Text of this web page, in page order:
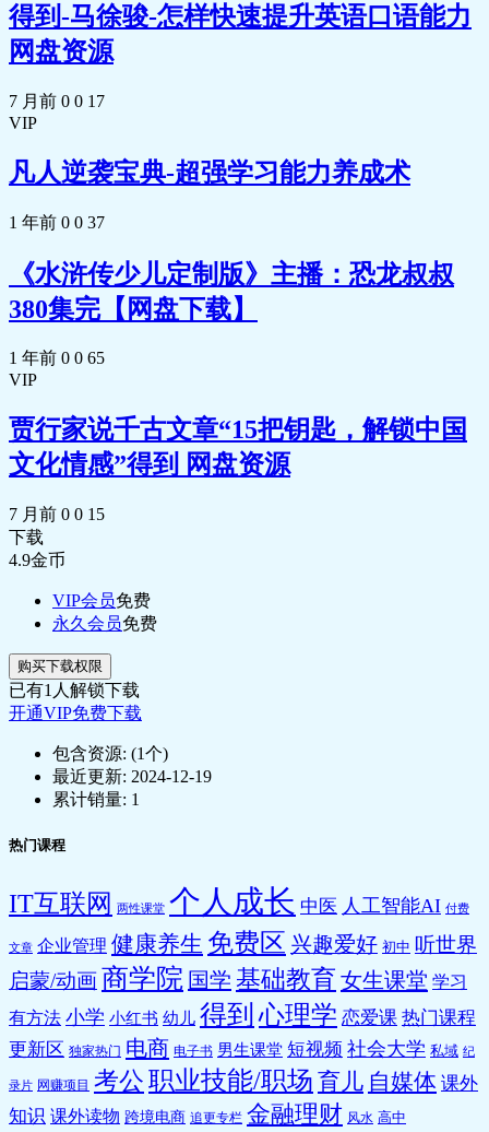
得到-马徐骏-怎样快速提升英语口语能力
网盘资源
7 月前 0 0 17
VIP
凡人逆袭宝典-超强学习能力养成术
1 年前 0 0 37
《水浒传少儿定制版》主播：恐龙叔叔
380集完【网盘下载】
1 年前 0 0 65
VIP
贾行家说千古文章“15把钥匙，解锁中国
文化情感”得到 网盘资源
7 月前 0 0 15
下载
4.9金币
VIP会员免费
永久会员免费
购买下载权限
已有1 人解锁下载
开通VIP免费下载
包含资源: (1个)
最近更新: 2024-12-19
累计销量: 1
热门课程
IT互联网 两性课堂 个人成长 中医 人工智能AI 付费
文章 企业管理 健康养生 免费区 兴趣爱好 初中 听世界
启蒙/动画商学院 国学 基础教育 女生课堂 学习
有方法 小学 小红书 幼儿 得到 心理学 恋爱课 热门课程
更新区 独家热门 电商 电子书 男生课堂 短视频 社会大学 私域 纪
录片 网赚项目 考公 职业技能/职场 育儿 自媒体 课外
知识 课外读物 跨境电商 追更专栏 金融理财 风水 高中